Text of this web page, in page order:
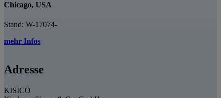
Chicago, USA
Stand: W-17074-
mehr Infos
Adresse
KISICO